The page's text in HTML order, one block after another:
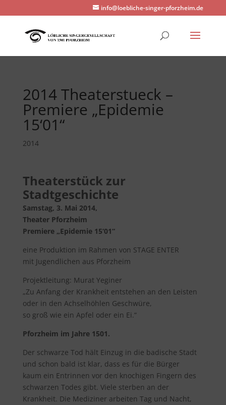
info@loebliche-singer-pforzheim.de
2014 Theaterstueck –
Premiere „Epidemie
15‘01“
2014
Theaterstück zur
Stadtgeschichte
Samstag, 3. Mai 2014,
Theater Pforzheim
Premiere „Epidemie 15‘01“
eine Produktion im Rahmen von STAGE ENTER
mit Jugendlichen aus Pforzheim
Projektleitung: Murat Yeginer
„Zu Anfang der Krankheit entstehen an den Leisten
oder in den Achselhöhlen Geschwüre,
so groß wie ein Apfel oder ein Ei.“
Pforzheim im Jahre 1501.
Der schwarze Tod hält Einzug in die badische Stadt
und schon bald ist klar, dass es für die Bürger
kaum ein Entrinnen vor den knochigen Fingern des
schwarzen Todes gibt. Viele sterben an der
Krankheit. Die Mediziner arbeiten Tag und Nacht,